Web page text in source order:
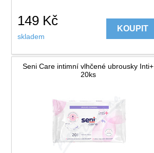
149 Kč
skladem
KOUPIT
Seni Care intimní vlhčené ubrousky Inti+
20ks